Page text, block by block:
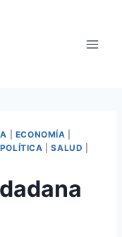
ECONOMÍA
POLÍTICA |SALUD